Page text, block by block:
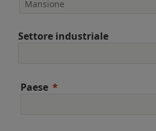
Settore industriale
Paese